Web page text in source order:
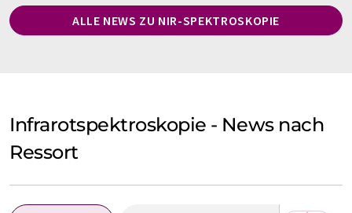
ALLE NEWS ZU NIR-SPEKTROSKOPIE
Infrarotspektroskopie - News nach
Ressort